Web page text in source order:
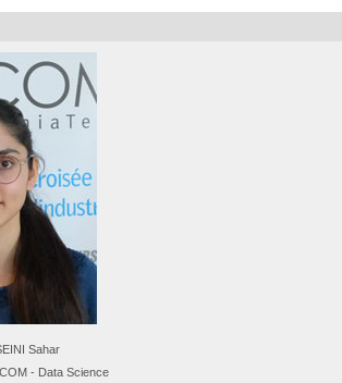
Sahar
- Data Science